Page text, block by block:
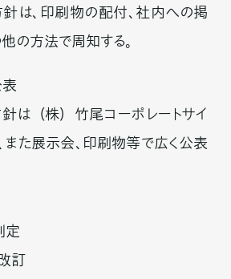
は、印刷物の配付、社内への掲
の方法で周知する。
は （株） 竹尾コーポレートサイ
また展示会、印刷物等で広く公表
定
訂